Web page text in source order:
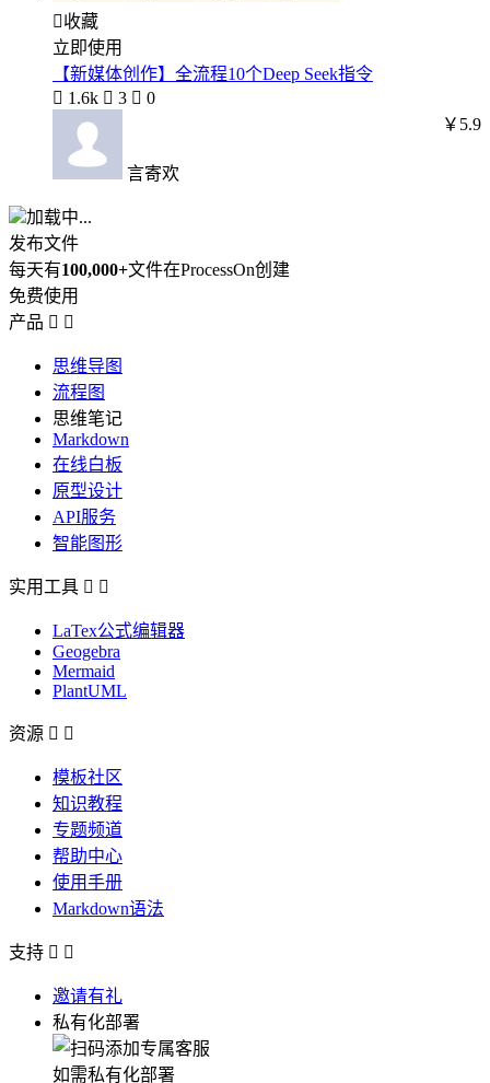
收藏
立即使用
【新媒体创作】全流程10个Deep Seek指令
 1.6k  3  0
言寄欢
￥5.9
加载中...
发布文件
每天有100,000+文件在ProcessOn创建
免费使用
产品  
思维导图
流程图
思维笔记
Markdown
在线白板
原型设计
API服务
智能图形
实用工具  
LaTex公式编辑器
Geogebra
Mermaid
PlantUML
资源  
模板社区
知识教程
专题频道
帮助中心
使用手册
Markdown语法
支持  
邀请有礼
私有化部署
如需私有化部署